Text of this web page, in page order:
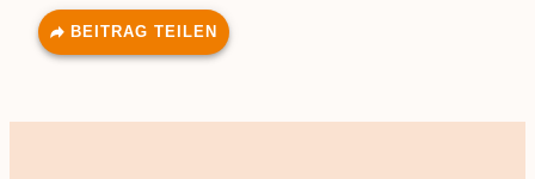
BEITRAG TEILEN